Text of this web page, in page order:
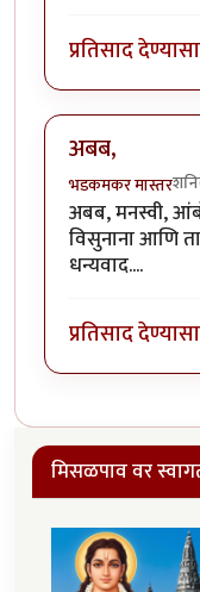
प्रतिसाद
अबब,
भडकमकर मास्तर
अबब, मनस्वी,
विसुनाना आणि
धन्यवाद....
प्रतिसाद
मिसळपाव वर